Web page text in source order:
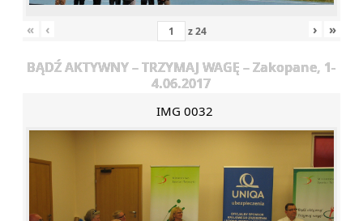
« ‹ z24 › »
BĄDŹ AKTYWNY – TRZYMAJ WAGĘ – Zakopane, 1-
4.06.2017
IMG 0032